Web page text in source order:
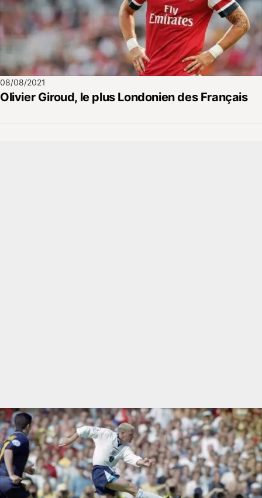
08/08/2021
Olivier Giroud, le plus Londonien des Français